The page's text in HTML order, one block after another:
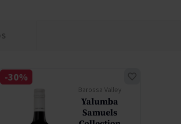
Barossa Valley
Yalumba
Samuels
-30%